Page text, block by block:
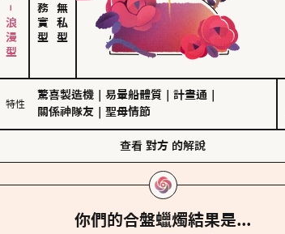
務實型無私型
特性
驚喜製造機 易暈船體質 計畫通
關係神隊友
聖母情節
查看 對方 的解說
你們的合盤蠟燭結果是...